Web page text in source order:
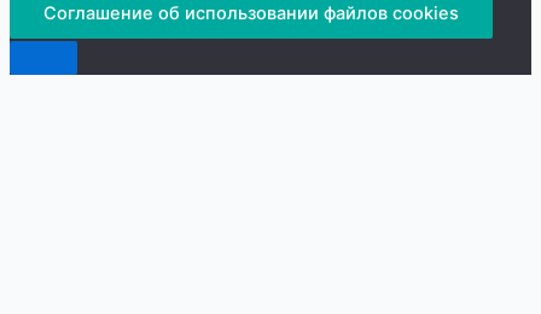
Соглашение об использовании файлов cookies